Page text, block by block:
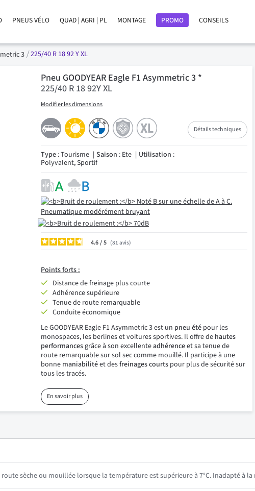
PNEUS VÉLO QUAD | AGRI | PL MONTAGE PROMO CONSEILS
3 225/40 R 18 92 Y XL
Pneu GOODYEAR Eagle F1 Asymmetric 3 *
225/40 R 18 92Y XL
Modifier les dimensions
Détails techniques
Type: Tourisme Saison : Ete Utilisation :
Polyvalent, Sportif
4.6/ 81 avis
Pointsforts :
Distance de freinage plus courte
Adhérence supérieure
Tenue de route remarquable
Conduite économique
Le GOODYEAR Eagle F1 Asymmetric 3 est un pneu étépour les
monospaces, les berlines et voitures sportives. Il offre de hautes
performancesgrâce à son excellenteadhérenceet sa tenue de
route remarquable sur sol sec comme mouillé. Il participe à une
bonne maniabilitéet desfreinages courts pour plus de sécurité sur
tous les tracés.
En savoir plus
sèche ou mouillée lorsque la température est supérieure à 7°C. Inadapté à la